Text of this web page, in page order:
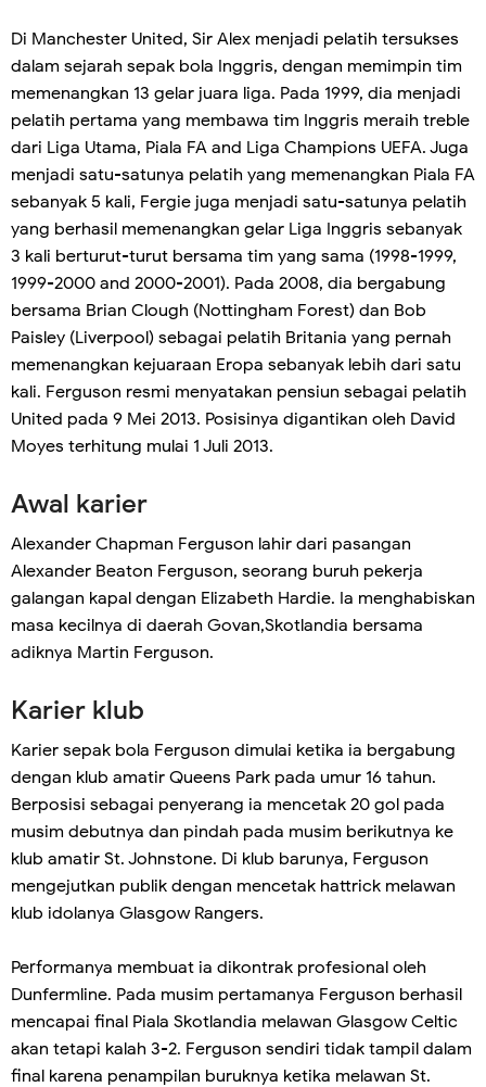
Di Manchester United, Sir Alex menjadi pelatih tersukses
dalam sejarah sepak bola Inggris, dengan memimpin tim
memenangkan 13 gelar juara liga. Pada 1999, dia menjadi
pelatih pertama yang membawa tim Inggris meraih treble
dari Liga Utama, Piala FA and Liga Champions UEFA. Juga
menjadi satu-satunya pelatih yang memenangkan Piala FA
sebanyak 5 kali, Fergie juga menjadi satu-satunya pelatih
yang berhasil memenangkan gelar Liga Inggris sebanyak
3 kali berturut-turut bersama tim yang sama (1998-1999,
1999-2000 and 2000-2001). Pada 2008, dia bergabung
bersama Brian Clough (Nottingham Forest) dan Bob
Paisley (Liverpool) sebagai pelatih Britania yang pernah
memenangkan kejuaraan Eropa sebanyak lebih dari satu
kali. Ferguson resmi menyatakan pensiun sebagai pelatih
United pada 9 Mei 2013. Posisinya digantikan oleh David
Moyes terhitung mulai 1 Juli 2013.
Awal karier
Alexander Chapman Ferguson lahir dari pasangan
Alexander Beaton Ferguson, seorang buruh pekerja
galangan kapal dengan Elizabeth Hardie. Ia menghabiskan
masa kecilnya di daerah Govan,Skotlandia bersama
adiknya Martin Ferguson.
Karier klub
Karier sepak bola Ferguson dimulai ketika ia bergabung
dengan klub amatir Queens Park pada umur 16 tahun.
Berposisi sebagai penyerang ia mencetak 20 gol pada
musim debutnya dan pindah pada musim berikutnya ke
klub amatir St. Johnstone. Di klub barunya, Ferguson
mengejutkan publik dengan mencetak hattrick melawan
klub idolanya Glasgow Rangers.
Performanya membuat ia dikontrak profesional oleh
Dunfermline. Pada musim pertamanya Ferguson berhasil
mencapai final Piala Skotlandia melawan Glasgow Celtic
akan tetapi kalah 3-2. Ferguson sendiri tidak tampil dalam
final karena penampilan buruknya ketika melawan St.